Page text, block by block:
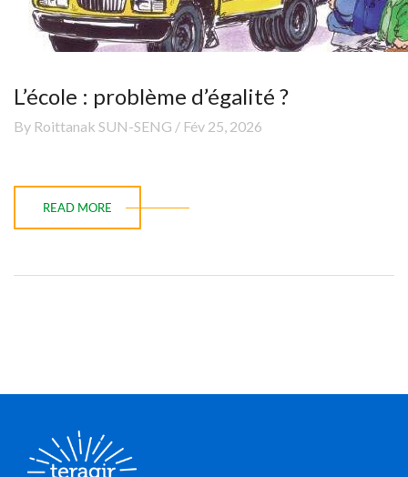
L’école : problème d’égalité ?
By Roittanak SUN-SENG / Fév 25, 2026
READ MORE